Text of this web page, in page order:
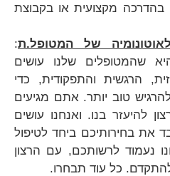
בהדרכה מקצועית או בקבוצת
של המטופל.ת:
שהמטופלים שלנו עושים
הרגשית והתפקודית, כדי
טוב יותר. אתם מגיעים
להיעזר בנו. ואנחנו עושים
את בחירותיכם ביחד לטיפול
נעמוד לרשותכם, עם הרצון
כל עוד תבחרו.